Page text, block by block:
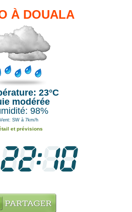
À DOUALA
23°C
modérée
98%
Vent: SW à 7km/h
et prévisions